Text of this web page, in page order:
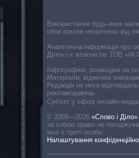
Cуб'єкт у сфері онлайн-
© 2009—2026 «Слово і Діло».
за собою право не
якої є треті особи.
Налаштування
Використання будь-яких
обов’язкове незалежно від
Аналітична інформація про
Діло» і є власністю ТОВ «ІА
Інфографіки, розміщені на
Матеріали, відмічені
Редакція не несе
рекламодавець.